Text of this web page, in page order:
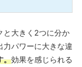
と大きく2つに分か
力パワーに大きな違
。効果を感じられる